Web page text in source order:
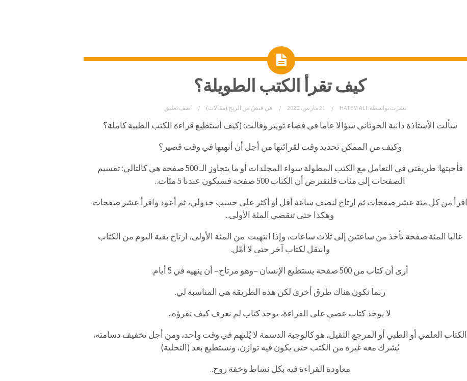
كيف تقرأ الكتب الطويلة؟
نشرت بواسطة: HATEM ALI 21 مارس، 2020 في قبضٌ من الريح (مقالات) اضف تعليق
سألت الأستاذة دانية الخوتاني سؤالا عاما في فضاءتويتر وقالت: (كيف أستطيع قراءة الكتب الطبية كاملة؟
وكيف من الممكن تحديد وقت لقرائتها من أجل أن أنهيها في وقت قصير؟
فأجبتها:طريقتي في التعامل مع الكتب المطولة سواء المجلدات أو ما يتجاوز الـ500 صفحة هي كالتالي:تقسيم
الصفحات إلى مئات فلنفترض أن الكتاب500 صفحة فسيكون عندنا مئات..
اقرأ منكل مئة عشر صفحاتثم ارتاح لنصف ساعة أقل أو أكثر على حسب جدولي،ثم أعود واقرأ عشر صفحات
وهكذا حتىتنقضي المئة الأولى..
غالبا المئة صفحة تأخذ من ساعتين إلى ثلاث ساعات، وإذا انتهيت من المئة الأولى، ارتاح بقية اليوم من الكتاب
وانتقل لكتاب آخر حتى لا أمّل.
أرى أنكتاب من صفحة يستطيع الإنسان –وهو مرتاح– أن ينهيه في أيام.
ربما تكون هناك طرق أخرى لكن هذه الطريقة هي المناسبة لي.
لا يوجدكتاب عصي على القراءة، يوجدكتاب لم نعرفكيف نقرؤه..
الكتاب العلمي أو الطبي أو المرجع الثقيل، هوكالوجبة الدسمة لايُلتهم في وقت واحد، ومن أجلتخفيف دسامته،
يُشرك معهغيره من الكتب حتى يكون فيه توازن، ونستطيع بعد (التحلية)
معاودة القراءة فيه بكل نشاط وخفة روح..